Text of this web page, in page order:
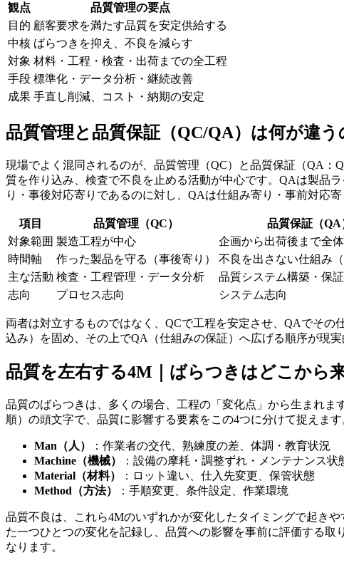
観点
品質管理の要点
目的 顧客要求を満たす品質を安定供給する
中核 ばらつきを抑え、不良を減らす
対象 材料・工程・検査・出荷までの全工程
手段 標準化・データ分析・継続改善
成果 手直し削減、コスト・納期の安定
品質管理と品質保証（QC/QA）は何が違う
現場でよく混同されるのが、品質管理（QC）と品質保証（QA：
質を作り込み、検査で不良を止める活動が中心です。QAは製品
り・事後対応寄りであるのに対し、QAは仕組み寄り・事前対応寄
項目 品質管理（QC）
品質保証（QA
対象範囲 製造工程が中心
企画から出荷後まで全体
時間軸
作った製品を守る（事後寄り）
不良を出さない仕組み（
主な活動 検査・工程管理・データ分析
品質システム構築・保証
志向
プロセス志向 システム志向
両者は対立するものではなく、QCで工程を安定させ、QAでそ
込み）を固め、その上でQA（仕組みの保証）へ広げる順序が現実
品質を左右する4M｜ばらつきはどこから
品質のばらつきは、多くの場合、工程の「変化点」から生まれま
順）の頭文字で、品質に影響する要素をこの4つに分けて捉えます
Man（人）
：作業者の交代、熟練度の差、体調・教育状況
Machine（機械）
：設備の摩耗・調整ずれ・メンテナンス状
Material（材料）
：ロット違い、仕入先変更、保管状態
Method（方法）
：手順変更、条件設定、作業環境
品質不良は、これら4Mのいずれかが変化したタイミングで起き
た一つひとつの変化を記録し、品質への影響を事前に評価する
なります。